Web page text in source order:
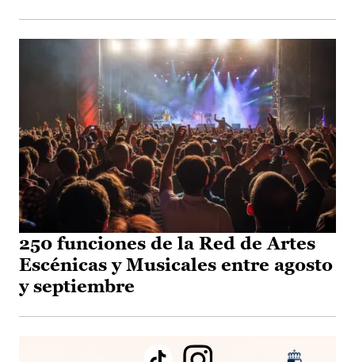
250 funciones de la Red de Artes
Escénicas y Musicales entre agosto
y septiembre